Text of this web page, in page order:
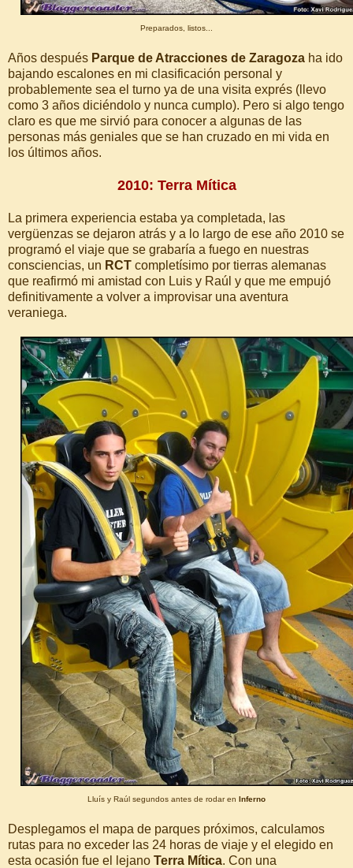
Preparados, listos...
Años después Parque de Atracciones de Zaragoza ha ido
bajando escalones en mi clasificación personal y
probablemente sea el turno ya de una visita exprés (llevo
como 3 años diciéndolo y nunca cumplo). Pero si algo tengo
claro es que me sirvió para conocer a algunas de las
personas más geniales que se han cruzado en mi vida en
los últimos años.
2010: Terra Mítica
La primera experiencia estaba ya completada, las
vergüenzas se dejaron atrás y a lo largo de ese año 2010 se
programó el viaje que se grabaría a fuego en nuestras
consciencias, un RCT completísimo por tierras alemanas
que reafirmó mi amistad con Luis y Raúl y que me empujó
definitivamente a volver a improvisar una aventura
veraniega.
Lluís y Raúl segundos antes de rodar en Inferno
Desplegamos el mapa de parques próximos, calculamos
rutas para no exceder las 24 horas de viaje y el elegido en
esta ocasión fue el lejano Terra Mítica. Con una